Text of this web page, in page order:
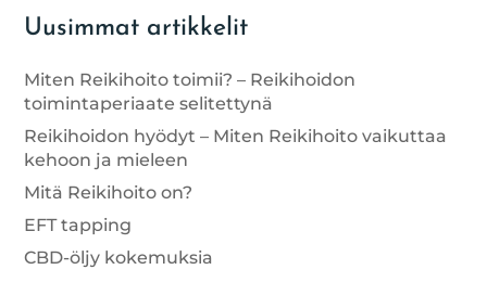
Uusimmat artikkelit
Miten Reikihoito toimii? – Reikihoidon
toimintaperiaate selitettynä
Reikihoidon hyödyt – Miten Reikihoito vaikuttaa
kehoon ja mieleen
Mitä Reikihoito on?
EFT tapping
CBD-öljy kokemuksia